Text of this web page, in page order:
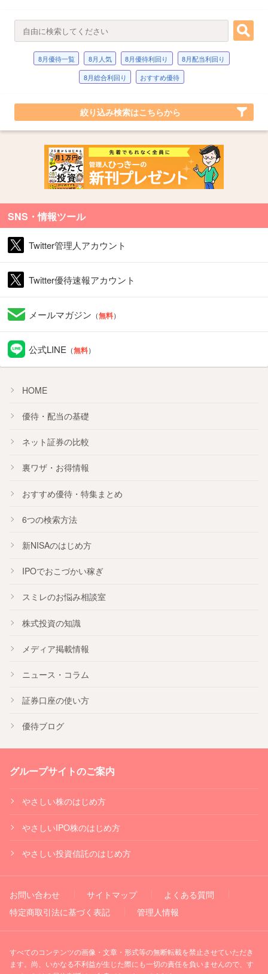
8月優待一覧 8月人気 8月優待利回り
8月配当利回り
8月総合利回り
おすすめ優待
絞り込み検索はこちらから
SNS・情報ツール
Twitter管理人アカウント
Twitter優待速報アカウント
メールマガジン （無料）
公式LINE （無料）
HOME
優待・配当の基礎
ネット証券の比較
裏ワザ・お得情報
おすすめ優待・ 特集まとめ
6つの検索方法
新NISAのはじめ方
IPOでおこづかい稼ぎ
スミレのお悩み相談室
株式投資の知識
メディア掲載情報
ニュース・コラム
証券口座の使い方
優待ブログ
グループサイトのご案内
やさしい株のはじめ方
やさしいIPO株のはじめ方
やさしい投資信託のはじめ方
お問い合わせ サイトマップ
よくある質問
特定商取引法に基づく表記
管理人情報
すべてのコンテンツの画像・文章・形式等の無断転載を禁止させていただき
ます。尚、いかなる不利益が生じた際にも一切の責任を負いませんので、す